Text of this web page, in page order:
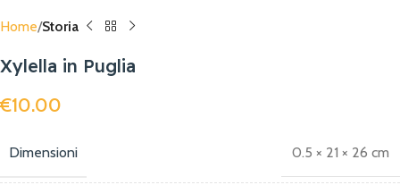
Home Storia
Xylella in Puglia
€10.00
Dimensioni 0.5 × 21 × 26 cm